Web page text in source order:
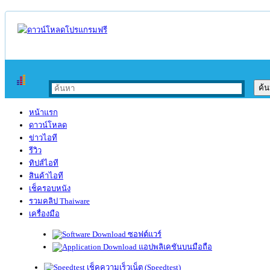
หน้าแรก
ดาวน์โหลด
ข่าวไอที
รีวิว
ทิปส์ไอที
สินค้าไอที
เช็ครอบหนัง
รวมคลิป Thaiware
เครื่องมือ
ซอฟต์แวร์
แอปพลิเคชันบนมือถือ
เช็คความเร็วเน็ต (Speedtest)